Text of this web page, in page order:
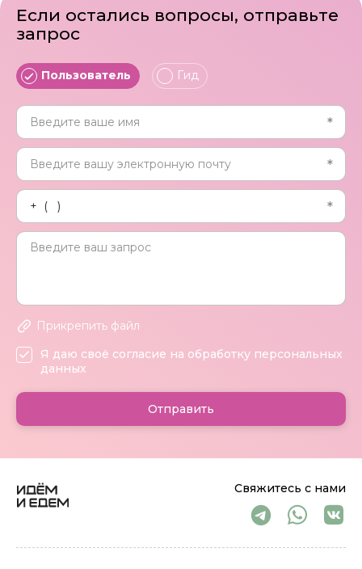
Свяжитесь с нами
Если остались вопросы, отправьте
запрос
Пользователь Гид
Прикрепить файл
Я даю своё согласие на обработку персональных
данных
Отправить